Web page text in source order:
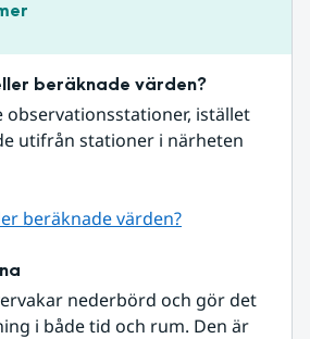
beräknade värden?
istället
utifrån stationer i närheten
beräknade värden?
nederbörd och gör det
i både tid och rum. Den är